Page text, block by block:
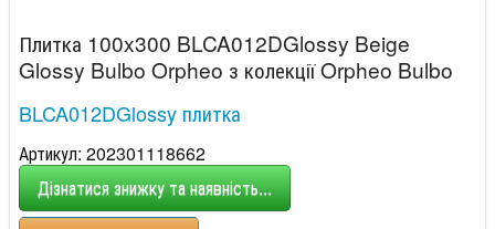
Плитка 100x300 BLCA012DGlossy Beige
Glossy Bulbo Orpheo з колекції Orpheo Bulbo
BLCA012DGlossy плитка
Артикул: 202301118662
Дізнатися знижку та наявність...